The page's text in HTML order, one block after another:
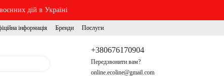
дій в Україні
інформація Бренди Послуги
+380676170904
Передзвонити вам?
online.ecoline@gmail.com